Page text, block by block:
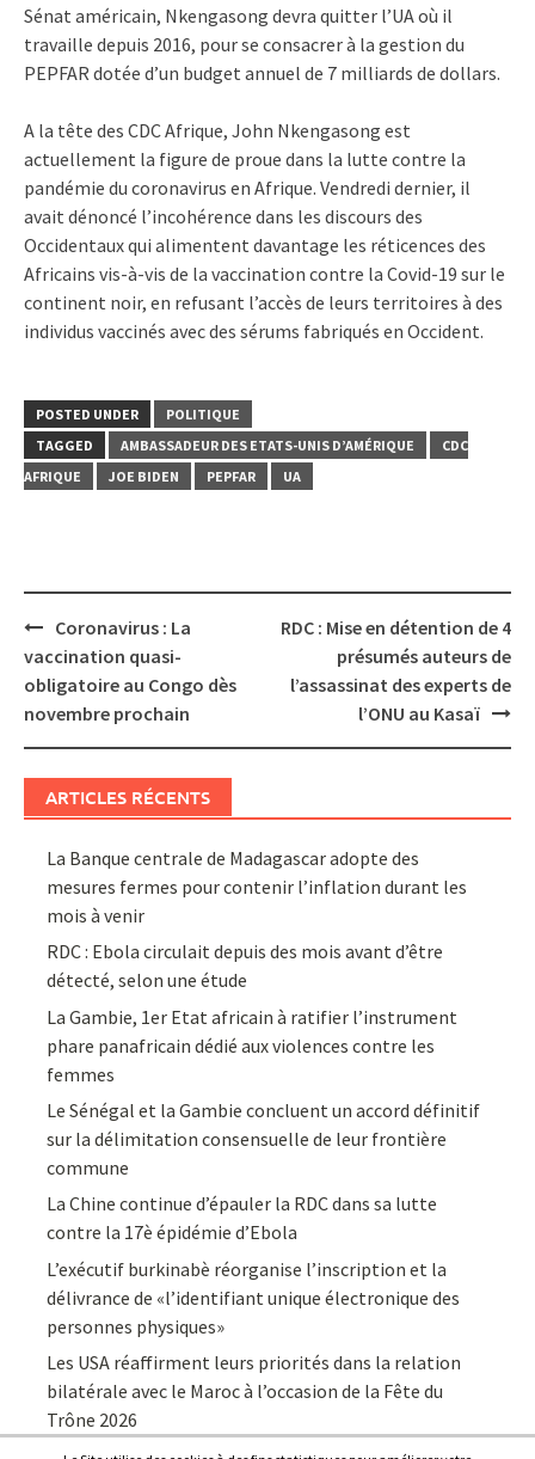
Sénat américain, Nkengasong devra quitter l’UA où il
travaille depuis 2016, pour se consacrer à la gestion du
PEPFAR dotée d’un budget annuel de 7 milliards de dollars.
A la tête des CDC Afrique, John Nkengasong est
actuellement la figure de proue dans la lutte contre la
pandémie du coronavirus en Afrique. Vendredi dernier, il
avait dénoncé l’incohérence dans les discours des
Occidentaux qui alimentent davantage les réticences des
Africains vis-à-vis de la vaccination contre la Covid-19 sur le
continent noir, en refusant l’accès de leurs territoires à des
individus vaccinés avec des sérums fabriqués en Occident.
POSTED UNDER
POLITIQUE
TAGGED
AMBASSADEUR DES ETATS-UNIS D’AMÉRIQUE
CDC
AFRIQUE
JOE BIDEN PEPFAR UA
Post
navigation
Coronavirus : La
vaccination quasi-
obligatoire au Congo dès
novembre prochain
RDC : Mise en détention de 4
présumés auteurs de
l’assassinat des experts de
l’ONU au Kasaï
ARTICLES RÉCENTS
La Banque centrale de Madagascar adopte des
mesures fermes pour contenir l’inflation durant les
mois à venir
RDC : Ebola circulait depuis des mois avant d’être
détecté, selon une étude
La Gambie, 1er Etat africain à ratifier l’instrument
phare panafricain dédié aux violences contre les
femmes
Le Sénégal et la Gambie concluent un accord définitif
sur la délimitation consensuelle de leur frontière
commune
La Chine continue d’épauler la RDC dans sa lutte
contre la 17è épidémie d’Ebola
L’exécutif burkinabè réorganise l’inscription et la
délivrance de «l’identifiant unique électronique des
personnes physiques»
Les USA réaffirment leurs priorités dans la relation
bilatérale avec le Maroc à l’occasion de la Fête du
Trône 2026